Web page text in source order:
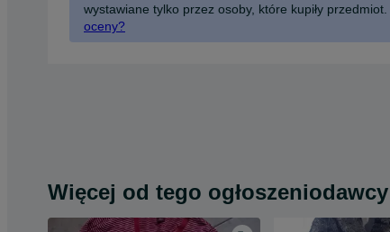
wystawiane tylko przez osoby, które kupiły przedmiot.
oceny?
Więcej od tego ogłoszeniodawcy